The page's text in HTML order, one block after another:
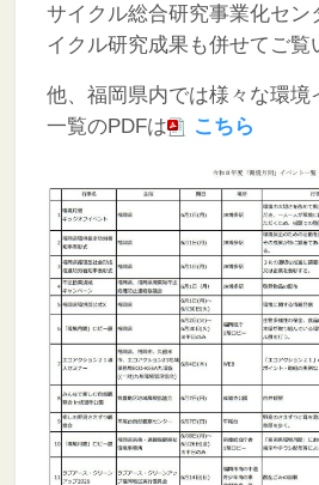
サイクル総合研究事業化セン
イクル研究成果も併せてご覧
他、福岡県内では様々な環境
一覧のPDFは
こちら